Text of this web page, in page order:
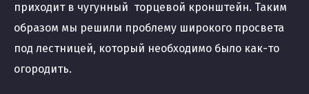
приходит в чугунный торцевой кронштейн. Таким
образом мы решили проблему широкого просвета
под лестницей, который необходимо было как-то
огородить.